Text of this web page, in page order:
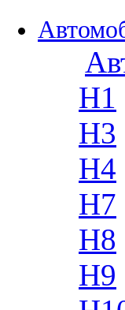
H1
H3
H4
H7
H8
H9